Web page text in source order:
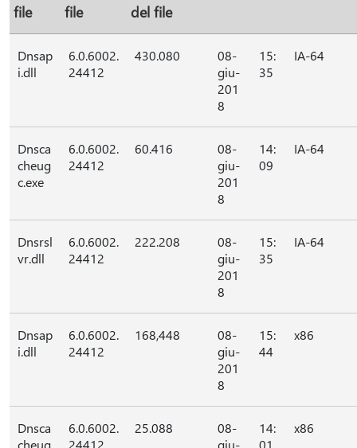
file
file
del file
Dnsap
i.dll
6.0.6002.
24412
430.080
08-
giu-
201
8
15:
35
IA-64
Dnsca
cheug
c.exe
6.0.6002.
24412
60.416
08-
giu-
201
8
14:
09
IA-64
Dnsrsl
vr.dll
6.0.6002.
24412
222.208
08-
giu-
201
8
15:
35
IA-64
Dnsap
i.dll
6.0.6002.
24412
168,448
08-
giu-
201
8
15:
44
x86
Dnsca
cheug
6.0.6002.
24412
25.088
08-
giu-
14:
01
x86